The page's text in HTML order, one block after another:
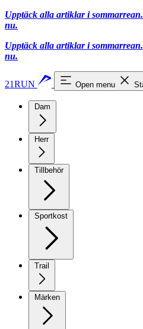
Upptäck alla artiklar i
nu.
Upptäck alla artiklar i
nu.
21RUN Open menu
Dam
Herr
Tillbehör
Sportkost
Trail
Märken